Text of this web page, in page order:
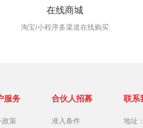
在线商城
淘宝/小程序多渠道在线购买
服务
政策
合伙人招募
准入条件
联系
地址